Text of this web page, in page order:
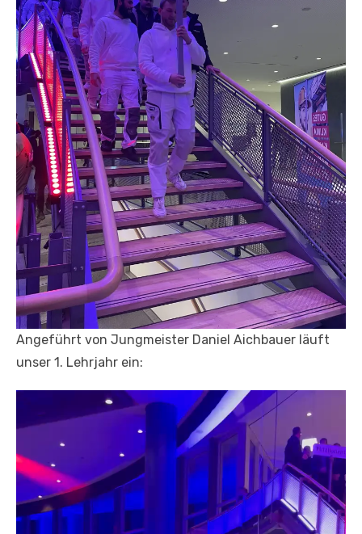
Angeführt von Jungmeister Daniel Aichbauer läuft
unser 1. Lehrjahr ein: